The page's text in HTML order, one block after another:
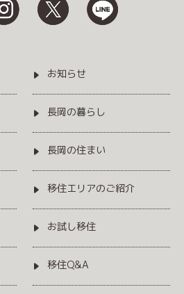
お知らせ
長岡の暮らし
長岡の住まい
移住エリアのご紹介
お試し移住
移住Q&A